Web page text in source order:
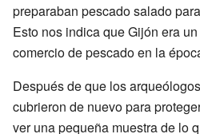
preparaban pescado salado
Esto nos indica que Gijón era
comercio de pescado en la
Después de que los
cubrieron de nuevo para
ver una pequeña muestra de lo